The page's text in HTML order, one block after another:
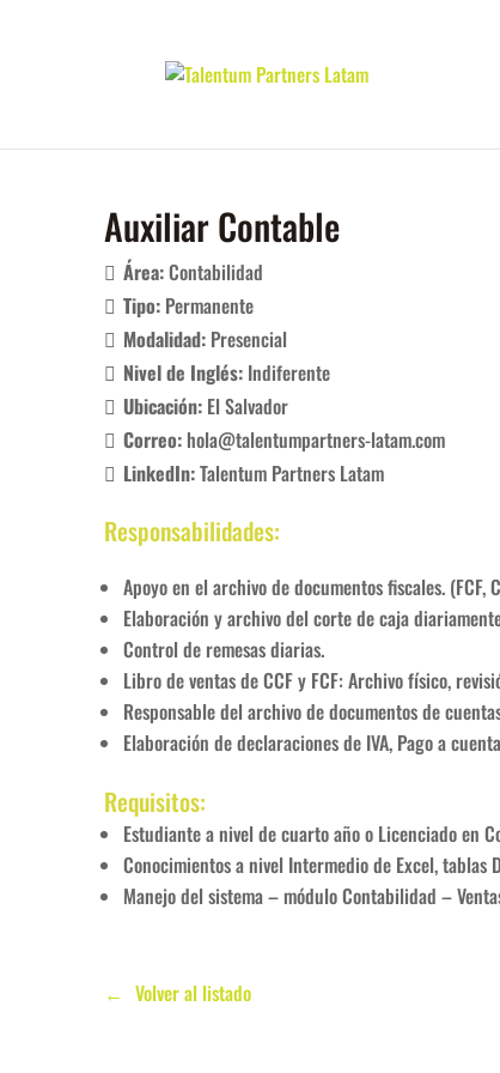
Auxiliar Contable
Área:Contabilidad
Tipo: Permanente
Modalidad: Presencial
Nivel de Inglés: Indiferente
Ubicación: El Salvador
Correo: hola@talentumpartners-latam.com
LinkedIn:Talentum Partners Latam
Responsabilidades:
Apoyo en el archivo de documentos fiscales. (FCF,
Elaboración y archivo del corte de caja
Control de remesas diarias.
Libro de ventas de CCF y FCF: Archivo físico,
Responsable del archivo de documentos de
Elaboración de declaraciones de IVA, Pago a
Requisitos:
Estudiante a nivel de cuarto año o Licenciado en
Conocimientos a nivel Intermedio de Excel, tablas
Manejo del sistema – módulo Contabilidad –
Volver al listado